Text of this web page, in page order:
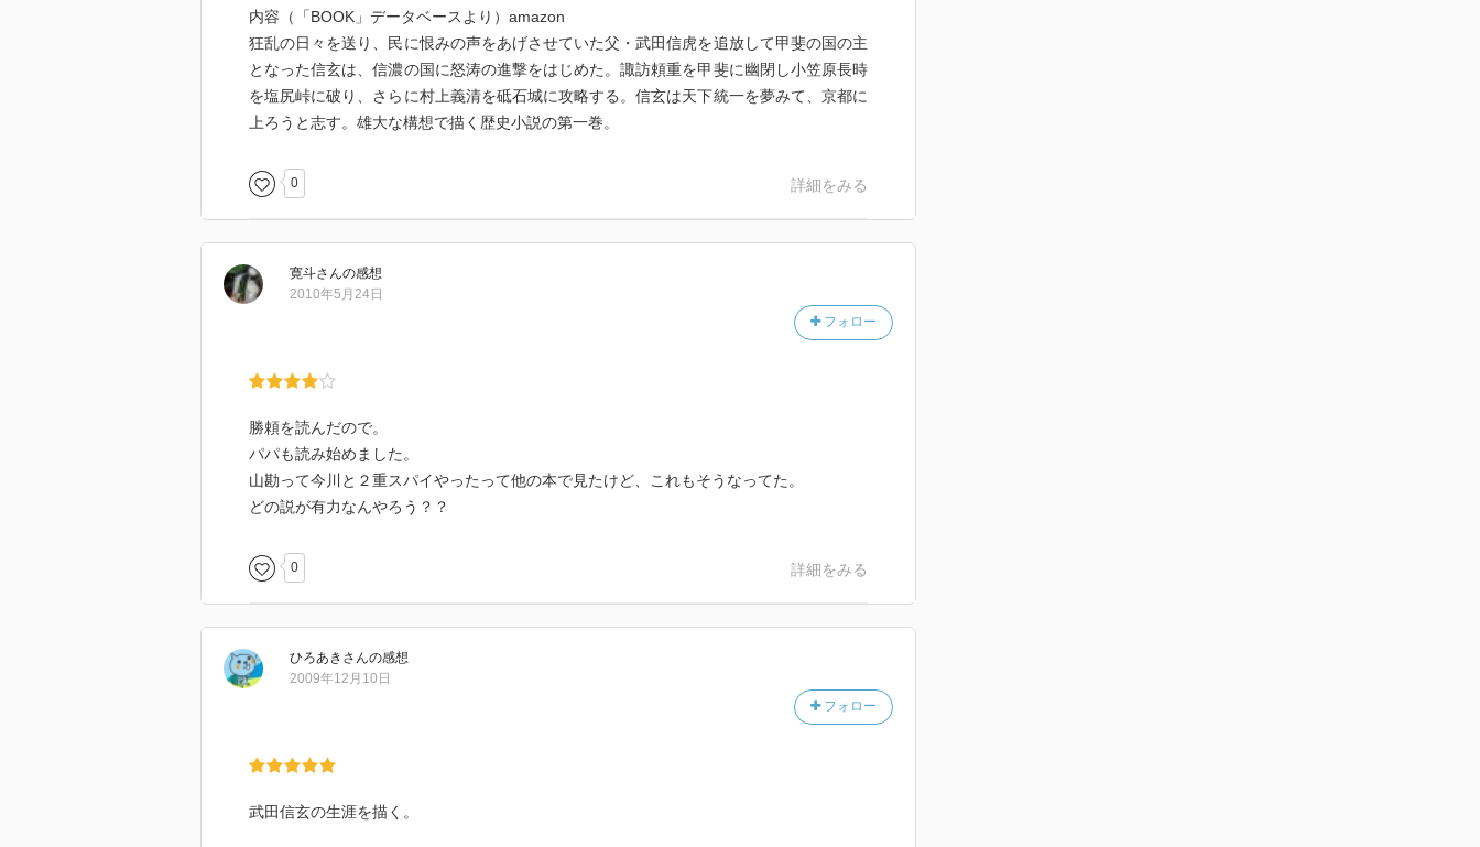
内容（「BOOK」データベースより）amazon
狂乱の日々を送り、民に恨みの声をあげさせていた父・武田信虎を追放して甲斐の国の主
となった信玄は、信濃の国に怒涛の進撃をはじめた。諏訪頼重を甲斐に幽閉し小笠原長時
を塩尻峠に破り、さらに村上義清を砥石城に攻略する。信玄は天下統一を夢みて、京都に
上ろうと志す。雄大な構想で描く歴史小説の第一巻。
0 詳細をみる
寛斗さんの感想
フォロー
2010年5月24日
勝頼を読んだので。
パパも読み始めました。
山勘って今川と２重スパイやったって他の本で見たけど、これもそうなってた。
どの説が有力なんやろう？？
0 詳細をみる
ひろあき さんの感想
フォロー
2009年12月10日
武田信玄の生涯を描く。